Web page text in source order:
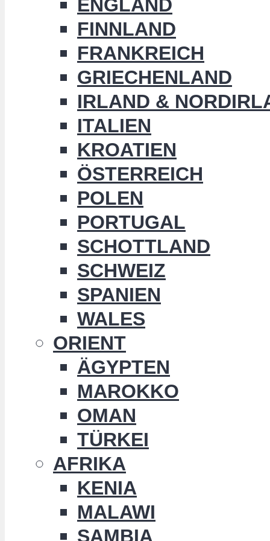
ENGLAND
FINNLAND
FRANKREICH
GRIECHENLAND
IRLAND &
ITALIEN
KROATIEN
ÖSTERREICH
POLEN
PORTUGAL
SCHOTTLAND
SCHWEIZ
SPANIEN
WALES
ORIENT
ÄGYPTEN
MAROKKO
OMAN
TÜRKEI
AFRIKA
KENIA
MALAWI
SAMBIA